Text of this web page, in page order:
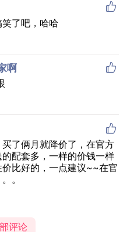

了吧，哈哈
啊 

了俩月就降价了，在官方
配套多，一样的价钱一样
比好的，一点建议~~在官
。
评论